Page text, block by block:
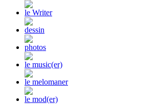
le Writer
dessin
photos
le music(er)
le melomaner
le mod(er)